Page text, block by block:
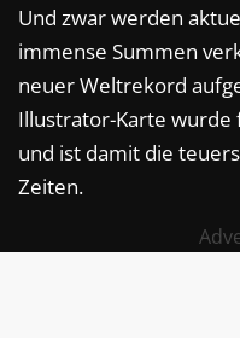
Und zwar werden
immense Summen
neuer Weltrekord
Illustrator-Karte
und ist damit die
Zeiten.